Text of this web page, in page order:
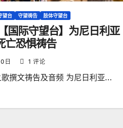
望台 守望祷告 肢体守望台
国际守望台】为尼日利亚
亡恐惧祷告
日 1 评论
撰文祷告及音频 为尼日利亚…